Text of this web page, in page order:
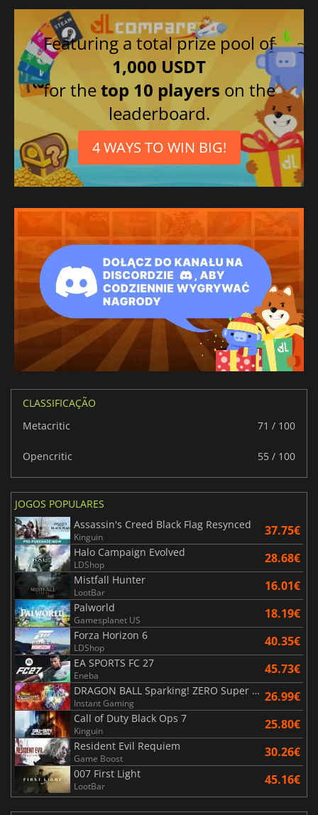
Featuring a total prize pool of
1,000 USDT
for thetop 10 players on the
leaderboard.
4 WAYS TO WIN BIG!
CLASSIFICAÇÃO
Metacritic
71 / 100
Opencritic 55 / 100
JOGOS POPULARES
Assassin's Creed Black Flag Resynced
Kinguin 37.75€
Halo Campaign Evolved
LDShop 28.68€
Mistfall Hunter
LootBar 16.01€
Palworld
Gamesplanet US 18.19€
Forza Horizon 6
LDShop 40.35€
EA SPORTS FC 27
Eneba 45.73€
DRAGON BALL Sparking! ZERO Super Limit Breaking NEO
Instant Gaming 26.99€
Call of Duty Black Ops 7
Kinguin 25.80€
Resident Evil Requiem
Game Boost 30.26€
007 First Light
LootBar 45.16€